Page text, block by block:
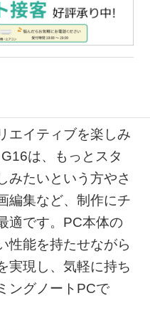
エイティブを楽しみ
は、もっとスタ
みたいという方やさ
編集など、制作にチ
適です。PC本体の
性能を持たせながら
実現し、気軽に持ち
ングノートPCで